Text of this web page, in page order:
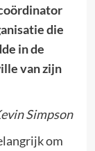
die
in de
van zijn
Simpson
om